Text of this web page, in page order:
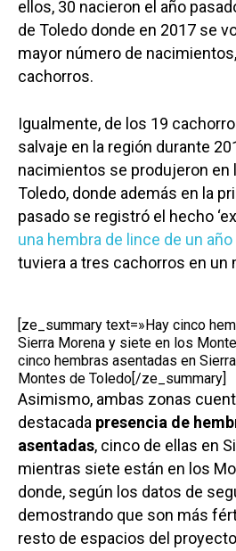
ellos, 30 nacieron el año
de Toledo donde en 2017 se
mayor número de
cachorros.
Igualmente, de los 19
salvaje en la región durante
nacimientos se produjeron en
Toledo, donde además en la
pasado se registró el hecho
una hembra de lince de un año
tuviera a tres cachorros en un
[ze_summary text=»Hay cinco
Sierra Morena y siete en los
cinco hembras asentadas en
Montes de Toledo[/ze_summary]
Asimismo, ambas zonas
destacada presencia de
asentadas, cinco de ellas en
mientras siete están en los
donde, según los datos de
demostrando que son más
resto de espacios del